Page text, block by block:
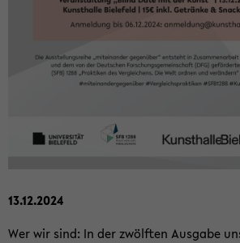
13.12.2024
Wer wir sind: In der zwölf­ten Aus­ga­be